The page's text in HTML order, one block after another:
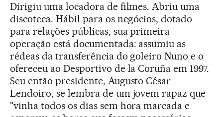
Dirigiu uma locadora de filmes. Abriu uma
discoteca. Hábil para os negócios, dotado
para relações públicas, sua primeira
operação está documentada: assumiu as
rédeas da transferência do goleiro Nuno e o
ofereceu ao Desportivo de la Coruña em 1997.
Seu então presidente, Augusto César
Lendoiro, se lembra de um jovem rapaz que
"vinha todos os dias sem hora marcada e